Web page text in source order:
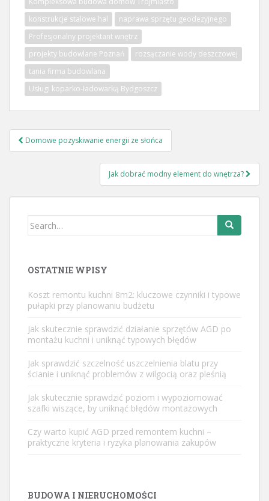
konstrukcje stalowe hal
naprawa sprzętu geodezyjnego
Profesjonalny projektant wnętrz
projekty budowlane Poznań
rozsączanie wody deszczowej
tania firma budowlana
Usługi koparko-ładowarką Bydgoszcz
Nawigacja
wpisu
Domowe pozyskiwanie energii ze słońca
Jak dobrać modny element do wnętrza?
Search
OSTATNIE WPISY
Koszt remontu kuchni 8m2: kluczowe czynniki i typowe
pułapki przy planowaniu budżetu
Jak skutecznie sprawdzić działanie sprzętów AGD po
montażu kuchni i uniknąć typowych błędów
Jak sprawdzić szczelność uszczelnienia blatu przy
ścianie i uniknąć problemów z wilgocią oraz pleśnią
Jak skutecznie sprawdzić poziom i wypoziomować
szafki wiszące, by uniknąć błędów montażowych
Czy warto kupić AGD przed remontem kuchni –
praktyczne kryteria i ryzyka planowania zakupów
BUDOWA I NIERUCHOMOŚCI